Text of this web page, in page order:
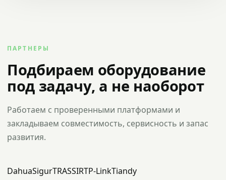
ПАРТНЕРЫ
Подбираем оборудование
под задачу, а не наоборот
Работаем с проверенными платформами и
закладываем совместимость, сервисность и запас
развития.
DahuaSigurTRASSIRTP-LinkTiandy